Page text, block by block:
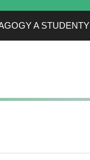
A STUDENTY